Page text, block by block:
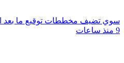
سوي تضيف مخططات توقيع ما بعد
9 منذ ساعات